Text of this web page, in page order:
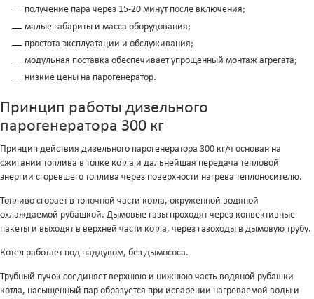
получение пара через 15-20 минут после включения;
малые габариты и масса оборудования;
простота эксплуатации и обслуживания;
модульная поставка обеспечивает упрощенный монтаж агрегата;
низкие цены на парогенератор.
Принцип работы дизельного
парогенератора 300 кг
Принцип действия дизельного парогенератора 300 кг/ч основан на
сжигании топлива в топке котла и дальнейшая передача тепловой
энергии сгоревшего топлива через поверхности нагрева теплоносителю.
Топливо сгорает в топочной части котла, окруженной водяной
охлаждаемой рубашкой. Дымовые газы проходят через конвективные
пакеты и выходят в верхней части котла, через газоходы в дымовую трубу.
Котел работает под наддувом, без дымососа.
Трубный пучок соединяет верхнюю и нижнюю часть водяной рубашки
котла, насыщенный пар образуется при испарении нагреваемой воды и